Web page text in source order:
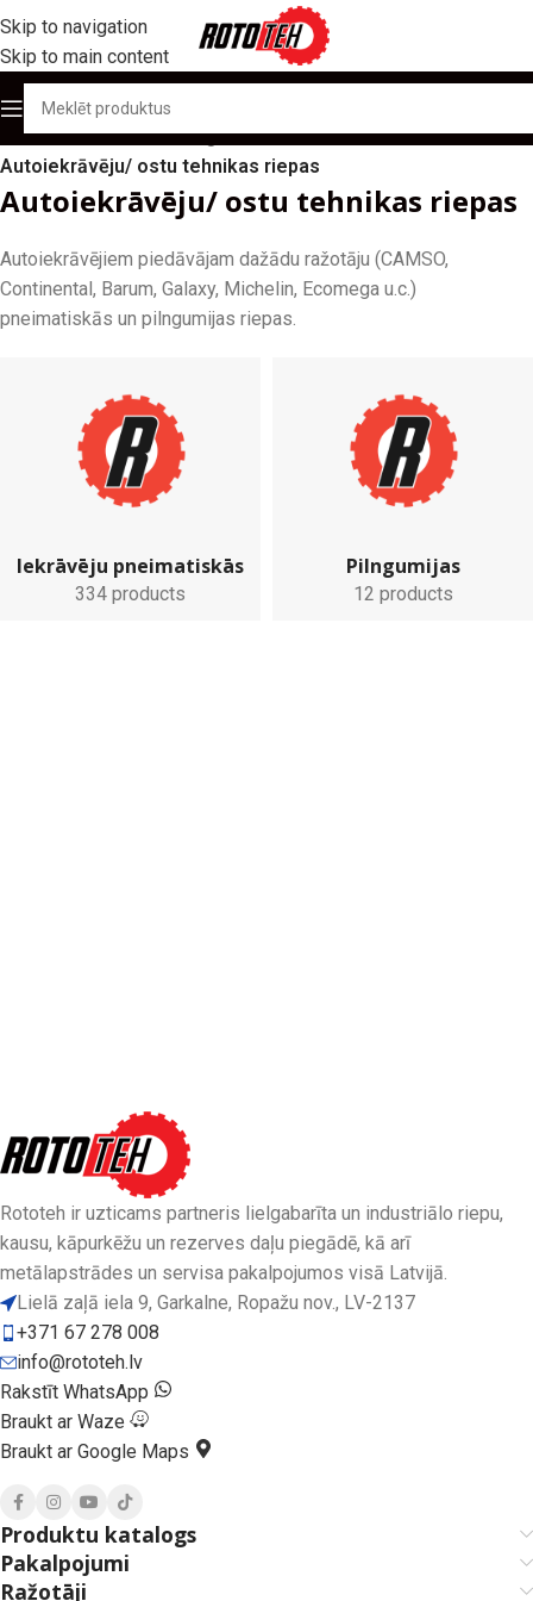
Skip to navigation
Skip to main content
Sākums/Produktu katalogs/
Autoiekrāvēju/ ostu tehnikas riepas
Autoiekrāvēju/ ostu tehnikas riepas
Autoiekrāvējiem piedāvājam dažādu ražotāju (CAMSO,
Continental, Barum, Galaxy, Michelin, Ecomega u.c.)
pneimatiskās un pilngumijas riepas.
Iekrāvēju pneimatiskās
334 products
Pilngumijas
12 products
Rototeh ir uzticams partneris lielgabarīta un industriālo riepu,
kausu, kāpurkēžu un rezerves daļu piegādē, kā arī
metālapstrādes un servisa pakalpojumos visā Latvijā.
Lielā zaļā iela 9, Garkalne, Ropažu nov., LV-2137
+371 67 278 008
info@rototeh.lv
Rakstīt WhatsApp
Braukt ar Waze
Braukt ar Google Maps
Produktu katalogs
Pakalpojumi
Ražotāji